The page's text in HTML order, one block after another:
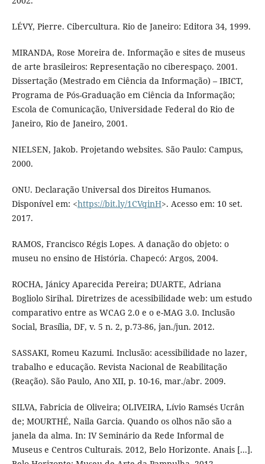
LÉVY, Pierre. Cibercultura. Rio de Janeiro: Editora 34, 1999.
MIRANDA, Rose Moreira de. Informação e sites de museus
de arte brasileiros: Representação no ciberespaço. 2001.
Dissertação (Mestrado em Ciência da Informação) – IBICT,
Programa de Pós-Graduação em Ciência da Informação;
Escola de Comunicação, Universidade Federal do Rio de
Janeiro, Rio de Janeiro, 2001.
NIELSEN, Jakob. Projetando websites. São Paulo: Campus,
2000.
ONU. Declaração Universal dos Direitos Humanos.
Disponível em: <https://bit.ly/1CVqinH>. Acesso em: 10 set.
2017.
RAMOS, Francisco Régis Lopes. A danação do objeto: o
museu no ensino de História. Chapecó: Argos, 2004.
ROCHA, Jánicy Aparecida Pereira; DUARTE, Adriana
Bogliolo Sirihal. Diretrizes de acessibilidade web: um estudo
comparativo entre as WCAG 2.0 e o e-MAG 3.0. Inclusão
Social, Brasília, DF, v. 5 n. 2, p.73-86, jan./jun. 2012.
SASSAKI, Romeu Kazumi. Inclusão: acessibilidade no lazer,
trabalho e educação. Revista Nacional de Reabilitação
(Reação). São Paulo, Ano XII, p. 10-16, mar./abr. 2009.
SILVA, Fabricia de Oliveira; OLIVEIRA, Lívio Ramsés Ucrân
de; MOURTHÉ, Naila Garcia. Quando os olhos não são a
janela da alma. In: IV Seminário da Rede Informal de
Museus e Centros Culturais. 2012, Belo Horizonte. Anais [...].